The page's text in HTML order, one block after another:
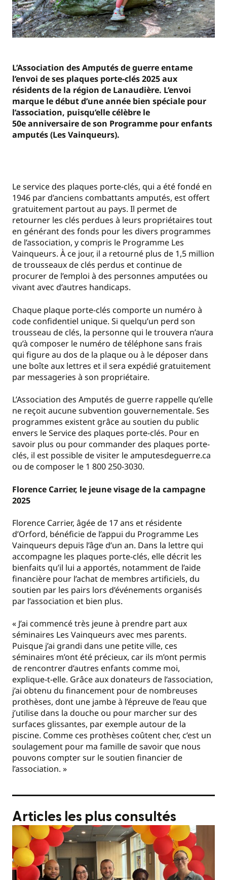
L’Association des Amputés de guerre entame
l’envoi de ses plaques porte-clés 2025 aux
résidents de la région de Lanaudière. L’envoi
marque le début d’une année bien spéciale pour
l’association, puisqu’elle célèbre le
50e anniversaire de son Programme pour enfants
amputés (Les Vainqueurs).
Le service des plaques porte-clés, qui a été fondé en
1946 par d’anciens combattants amputés, est offert
gratuitement partout au pays. Il permet de
retourner les clés perdues à leurs propriétaires tout
en générant des fonds pour les divers programmes
de l’association, y compris le Programme Les
Vainqueurs. À ce jour, il a retourné plus de 1,5 million
de trousseaux de clés perdus et continue de
procurer de l’emploi à des personnes amputées ou
vivant avec d’autres handicaps.
Chaque plaque porte-clés comporte un numéro à
code confidentiel unique. Si quelqu’un perd son
trousseau de clés, la personne qui le trouvera n’aura
qu’à composer le numéro de téléphone sans frais
qui figure au dos de la plaque ou à le déposer dans
une boîte aux lettres et il sera expédié gratuitement
par messageries à son propriétaire.
L’Association des Amputés de guerre rappelle qu’elle
ne reçoit aucune subvention gouvernementale. Ses
programmes existent grâce au soutien du public
envers le Service des plaques porte-clés. Pour en
savoir plus ou pour commander des plaques porte-
clés, il est possible de visiter le amputesdeguerre.ca
ou de composer le 1 800 250-3030.
Florence Carrier, le jeune visage de la campagne
2025
Florence Carrier, âgée de 17 ans et résidente
d’Orford, bénéficie de l’appui du Programme Les
Vainqueurs depuis l’âge d’un an. Dans la lettre qui
accompagne les plaques porte-clés, elle décrit les
bienfaits qu’il lui a apportés, notamment de l’aide
financière pour l’achat de membres artificiels, du
soutien par les pairs lors d’événements organisés
par l’association et bien plus.
« J’ai commencé très jeune à prendre part aux
séminaires Les Vainqueurs avec mes parents.
Puisque j’ai grandi dans une petite ville, ces
séminaires m’ont été précieux, car ils m’ont permis
de rencontrer d’autres enfants comme moi,
explique-t-elle. Grâce aux donateurs de l’association,
j’ai obtenu du financement pour de nombreuses
prothèses, dont une jambe à l’épreuve de l’eau que
j’utilise dans la douche ou pour marcher sur des
surfaces glissantes, par exemple autour de la
piscine. Comme ces prothèses coûtent cher, c’est un
soulagement pour ma famille de savoir que nous
pouvons compter sur le soutien financier de
l’association. »
Articles les plus consultés